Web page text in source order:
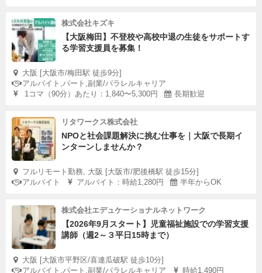
株式会社キズキ
【大阪梅田】不登校や高校中退の生徒をサポートす
る学習支援員を募集！
大阪 [大阪市/梅田駅 徒歩9分]
アルバイト,パート,副業/パラレルキャリア
1コマ（90分）あたり：1,840〜5,300円
長期歓迎
リタワークス株式会社
NPOと社会課題解決に挑む仕事を｜大阪で長期イ
ンターンしませんか？
フルリモート勤務, 大阪 [大阪市/肥後橋駅 徒歩15分]
アルバイト
アルバイト：時給1,280円 半年からOK
株式会社エデュケーショナルネットワーク
【2026年9月スタート】児童福祉施設での学習支援
講師（週2～３平日15時まで）
大阪 [大阪市平野区/喜連瓜破駅 徒歩10分]
アルバイト,パート,副業/パラレルキャリア
時給1,490円